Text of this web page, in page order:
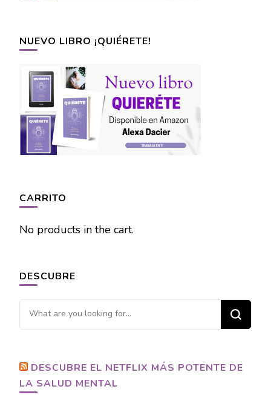
NUEVO LIBRO ¡QUIÉRETE!
CARRITO
No products in the cart.
DESCUBRE
Looking
for
DESCUBRE EL NETFLIX MÁS POTENTE DE
LA SALUD MENTAL